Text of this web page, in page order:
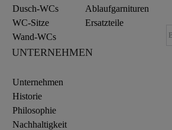
Dusch-WCs
WC-Sitze
Wand-WCs
Ablaufgarnituren
Ersatzteile
UNTERNEHMEN
Unternehmen
Historie
Philosophie
Nachhaltigkeit